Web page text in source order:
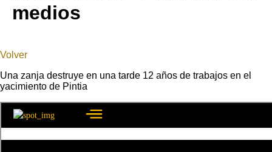
medios
Volver
Una zanja destruye en una tarde 12 años de trabajos en el
yacimiento de Pintia